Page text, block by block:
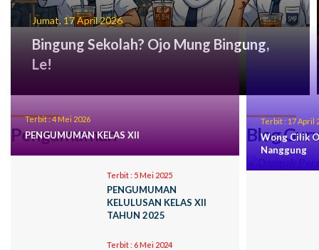
Jumat, 17 April 2026
Bingung Sekolah? Ojo Mung Bingung,
Le!
Pengumuman
Terbit :4 Mei 2026
PENGUMUMAN KELAS XII
Terbit : 5 Mei 2025
PENGUMUMAN
KELULUSAN KELAS XII
TAHUN 2025
Terbit : 6 Mei 2024
Blog
Terbit : 17 April
Wong Cilik
Nanggung